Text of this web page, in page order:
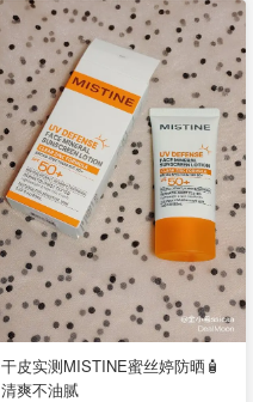
干皮实测MISTINE蜜丝婷防晒🧴
清爽不油腻